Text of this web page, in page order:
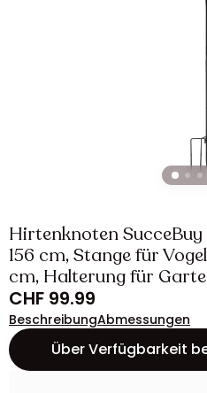
Hirtenknoten
156 cm, Stange für
cm, Halterung für
CHF 99.99
BeschreibungAbmessungen
Über Verfügbarkeit